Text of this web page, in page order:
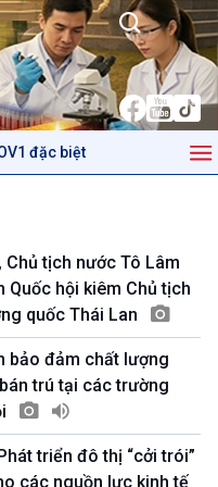
đặc biệt
vàng
đảo Việt Nam
tình biên giới và hải
hiểu biển, đảo Việt
nhìn VOV1
luận
Chủ tịch nước Tô Lâm
Quốc hội kiêm Chủ tịch
quốc Thái Lan
bảo đảm chất lượng
trú tại các trường
triển đô thị “cởi trói”
các nguồn lực kinh tế